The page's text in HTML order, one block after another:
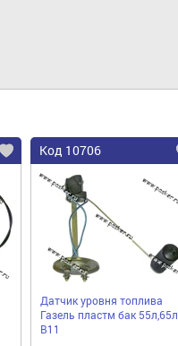
Код 10706
Датчик уровня топлива
Газель пластм бак 55л,65л
В11